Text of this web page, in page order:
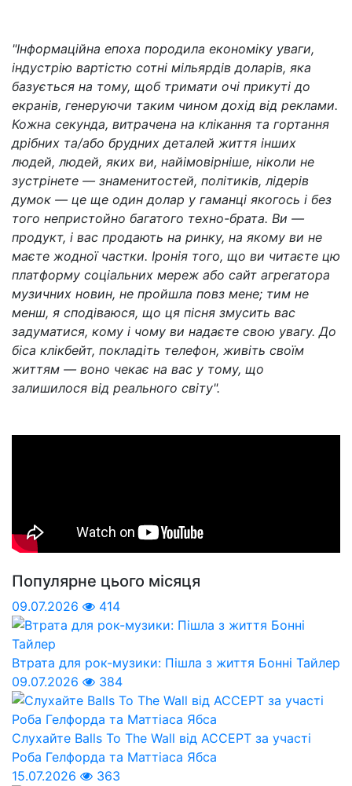
"Інформаційна епоха породила економіку уваги,
індустрію вартістю сотні мільярдів доларів, яка
базується на тому, щоб тримати очі прикуті до
екранів, генеруючи таким чином дохід від реклами.
Кожна секунда, витрачена на клікання та гортання
дрібних та/або брудних деталей життя інших
людей, людей, яких ви, найімовірніше, ніколи не
зустрінете — знаменитостей, політиків, лідерів
думок — це ще один долар у гаманці якогось і без
того непристойно багатого техно-брата. Ви —
продукт, і вас продають на ринку, на якому ви не
маєте жодної частки. Іронія того, що ви читаєте цю
платформу соціальних мереж або сайт агрегатора
музичних новин, не пройшла повз мене; тим не
менш, я сподіваюся, що ця пісня змусить вас
задуматися, кому і чому ви надаєте свою увагу. До
біса клікбейт, покладіть телефон, живіть своїм
життям — воно чекає на вас у тому, що
залишилося від реального світу".
Популярне цього місяця
09.07.2026 414
Втрата для рок-музики: Пішла з життя Бонні Тайлер
09.07.2026
384
Слухайте Balls To The Wall від ACCEPT за участі
Роба Гелфорда та Маттіаса Ябса
15.07.2026
363